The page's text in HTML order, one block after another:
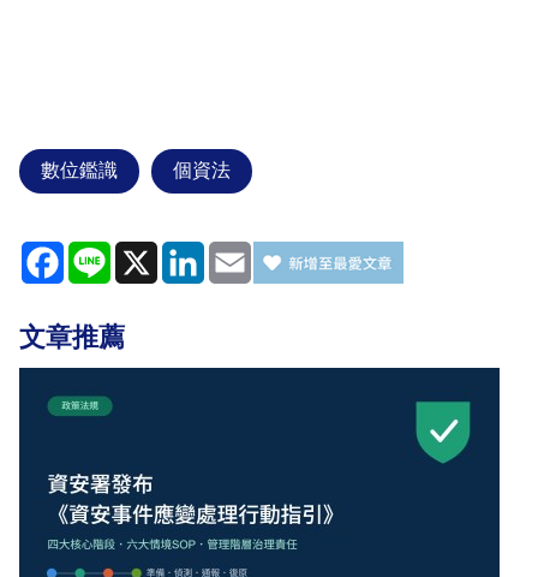
數位鑑識 個資法
Facebook
Line X LinkedIn
Email
文章推薦